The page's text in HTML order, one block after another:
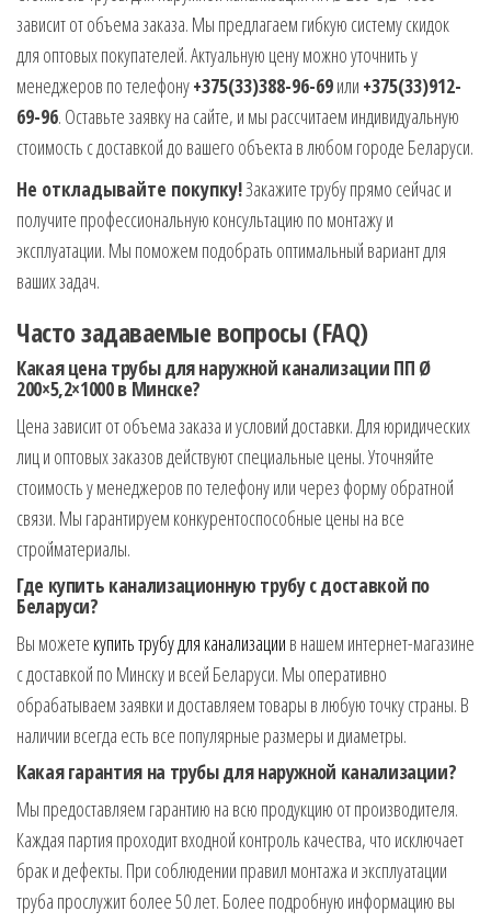
зависит от объема заказа. Мы предлагаем гибкую систему скидок
для оптовых покупателей. Актуальную цену можно уточнить у
менеджеров по телефону+375(33)388-96-69или +375(33)912-
69-96. Оставьте заявку на сайте, и мы рассчитаем индивидуальную
стоимость с доставкой до вашего объекта в любом городе Беларуси.
Не откладывайте покупку!Закажите трубу прямо сейчас и
получите профессиональную консультацию по монтажу и
эксплуатации. Мы поможем подобрать оптимальный вариант для
ваших задач.
Часто задаваемые вопросы (FAQ)
Какая цена трубы для наружной канализации ПП Ø
200×5,2×1000 в Минске?
Цена зависит от объема заказа и условий доставки. Для юридических
лиц и оптовых заказов действуют специальные цены. Уточняйте
стоимость у менеджеров по телефону или через форму обратной
связи. Мы гарантируем конкурентоспособные цены на все
стройматериалы.
Где купить канализационную трубу с доставкой по
Беларуси?
Вы можете купить трубу для канализации в нашем интернет-магазине
с доставкой по Минску и всей Беларуси. Мы оперативно
обрабатываем заявки и доставляем товары в любую точку страны. В
наличии всегда есть все популярные размеры и диаметры.
Какая гарантия на трубы для наружной канализации?
Мы предоставляем гарантию на всю продукцию от производителя.
Каждая партия проходит входной контроль качества, что исключает
брак и дефекты. При соблюдении правил монтажа и эксплуатации
труба прослужит более 50 лет. Более подробную информацию вы